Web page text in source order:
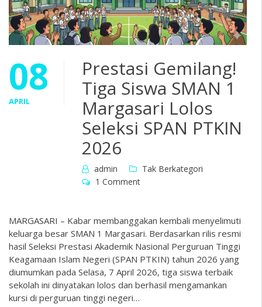
08
APRIL
Prestasi Gemilang!
Tiga Siswa SMAN 1
Margasari Lolos
Seleksi SPAN PTKIN
2026
admin
Tak Berkategori
1 Comment
MARGASARI – Kabar membanggakan kembali menyelimuti
keluarga besar SMAN 1 Margasari. Berdasarkan rilis resmi
hasil Seleksi Prestasi Akademik Nasional Perguruan Tinggi
Keagamaan Islam Negeri (SPAN PTKIN) tahun 2026 yang
diumumkan pada Selasa, 7 April 2026, tiga siswa terbaik
sekolah ini dinyatakan lolos dan berhasil mengamankan
kursi di perguruan tinggi negeri…